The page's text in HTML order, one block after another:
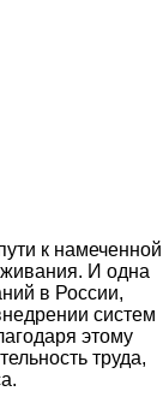
к намеченной
И одна
в России,
систем
этому
труда,